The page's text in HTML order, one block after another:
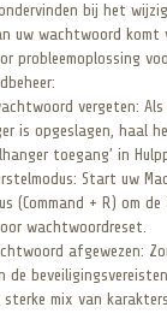
bij het
uw wachtwoord komt
probleemoplossing
vergeten:
is opgeslagen, haal
toegang’ in
Start uw
(Command + R) om
wachtwoordreset.
afgewezen:
de
sterke mix van